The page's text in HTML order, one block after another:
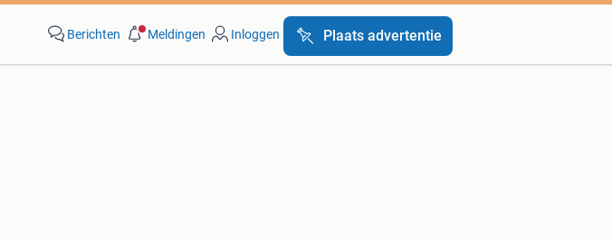
Berichten Meldingen Inloggen Plaats advertentie